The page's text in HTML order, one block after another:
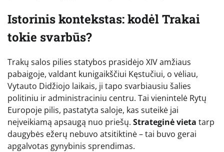
Istorinis kontekstas: kodėl Trakai
tokie svarbūs?
Trakų salos pilies statybos prasidėjo XIV amžiaus
pabaigoje, valdant kunigaikščiui Kęstučiui, o vėliau,
Vytauto Didžiojo laikais, ji tapo svarbiausiu šalies
politiniu ir administraciniu centru. Tai vienintelė Rytų
Europoje pilis, pastatyta saloje, kas suteikė jai
neįveikiamą apsaugą nuo priešų. Strateginė vieta tarp
daugybės ežerų nebuvo atsitiktinė – tai buvo gerai
apgalvotas gynybinis sprendimas.